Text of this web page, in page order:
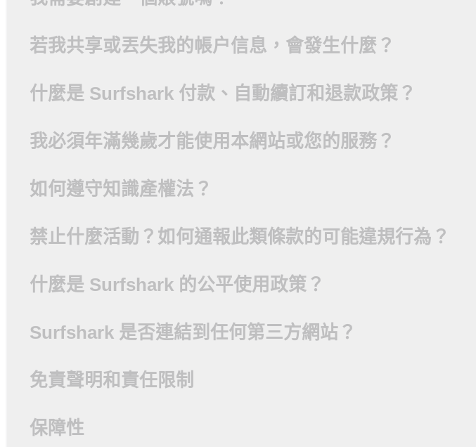
若我共享或丟失我的帳户信息，會發生什麼？
什麼是 Surfshark 付款、自動續訂和退款政策？
我必須年滿幾歲才能使用本網站或您的服務？
如何遵守知識產權法？
禁止什麼活動？如何通報此類條款的可能違規行為？
什麼是 Surfshark 的公平使用政策？
Surfshark 是否連結到任何第三方網站？
免責聲明和責任限制
保障性